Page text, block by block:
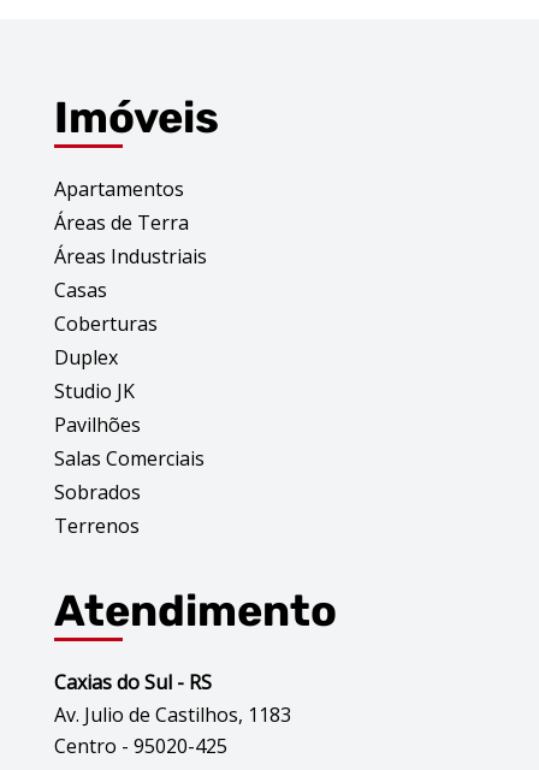
Imóveis
Apartamentos
Áreas de Terra
Áreas Industriais
Casas
Coberturas
Duplex
Studio JK
Pavilhões
Salas Comerciais
Sobrados
Terrenos
Atendimento
Caxias do Sul - RS
Av. Julio de Castilhos, 1183
Centro - 95020-425